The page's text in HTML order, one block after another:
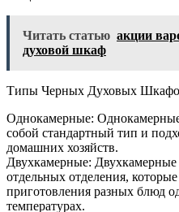
Читать статью акции
духовой шкаф
Типы Черных Духовых
Однокамерные:
собой стандартный тип и
домашних хозяйств.
Двухкамерные:
отдельных отделения,
приготовления разных блюд
температурах.